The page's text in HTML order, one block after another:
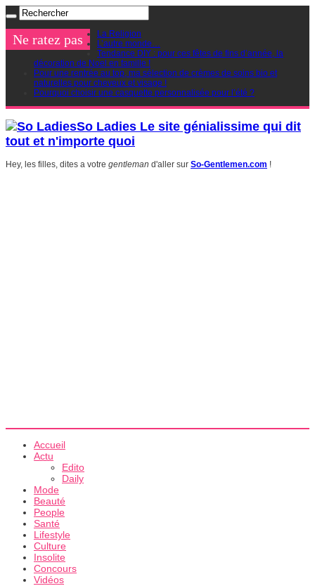
Ne ratez pas
La Religion
L’autre monde…
Tendance DIY : pour ces fêtes de fins d’année, la
décoration de Noel en famille !
Pour une rentrée au top, ma sélection de crèmes de soins bio et
naturelles pour cheveux et visage !
Pourquoi choisir une casquette personnalisée pour l’été ?
So Ladies Le site génialissime qui dit
tout et n'importe quoi
Hey, les filles, dites a votre gentleman d'aller sur So-Gentlemen.com !
Accueil
Actu
Edito
Daily
Mode
Beauté
People
Santé
Lifestyle
Culture
Insolite
Concours
Vidéos